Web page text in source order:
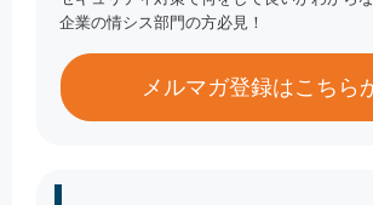
企業の情シス部門の方必見！
メルマガ登録はこちら